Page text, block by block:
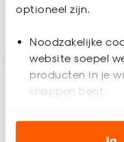
optioneel zijn.
Noodzakelijke
website soepel
producten in je
shoppen bent.
Analytische